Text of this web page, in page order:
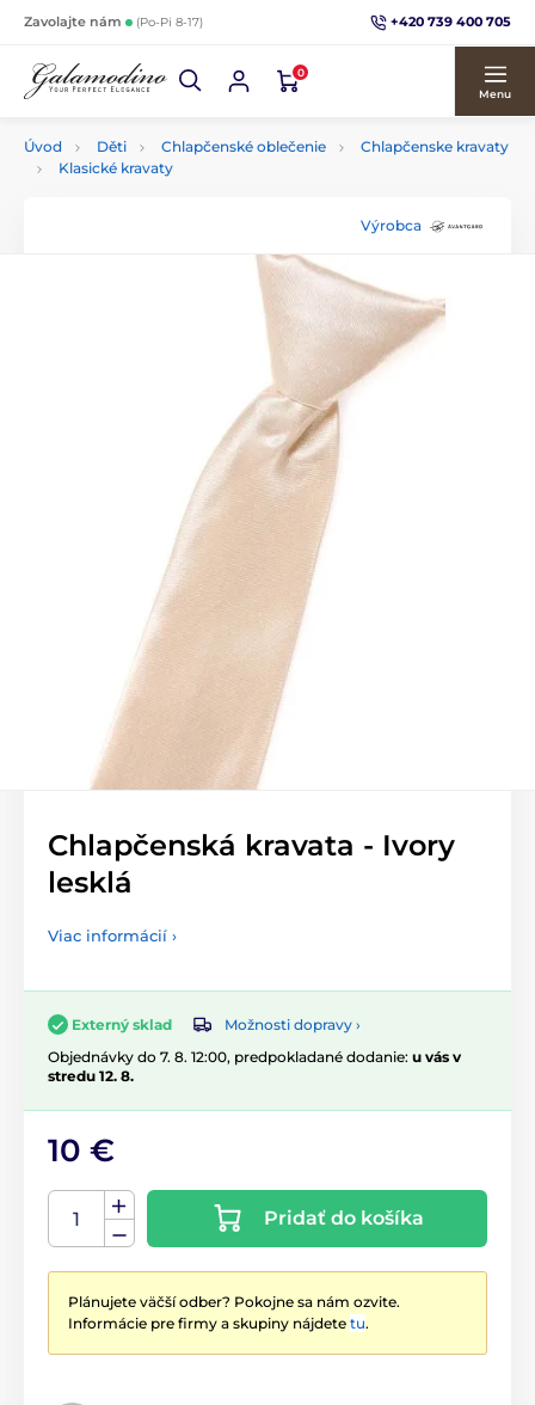
Zavolajte nám (Po-Pi 8-17) +420 739 400 705
0
Menu
Úvod Děti Chlapčenské oblečenie
Chlapčenske kravaty
Klasické kravaty
Výrobca
Chlapčenská kravata - Ivory
lesklá
Viac informácií ›
Externý sklad
Možnosti dopravy ›
Objednávky do 7. 8. 12:00, predpokladané dodanie: u vás v
stredu 12. 8.
10 €
Pridať do košíka
Plánujete väčší odber? Pokojne sa nám ozvite.
Informácie pre firmy a skupiny nájdete tu.